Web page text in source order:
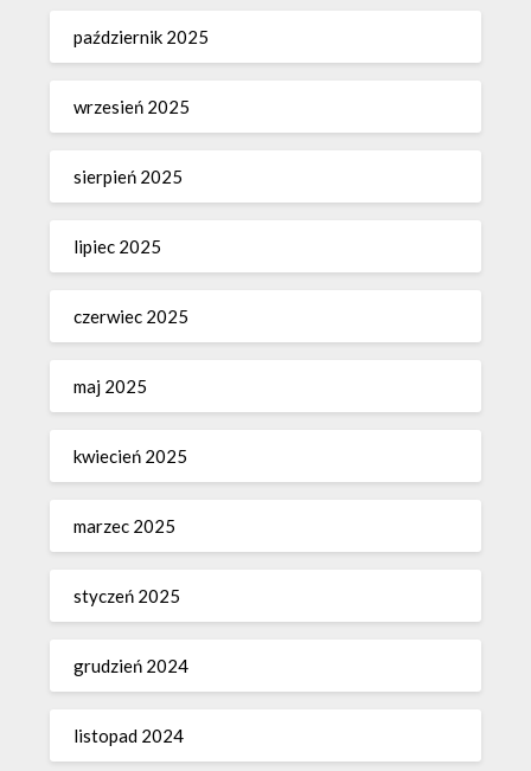
październik 2025
wrzesień 2025
sierpień 2025
lipiec 2025
czerwiec 2025
maj 2025
kwiecień 2025
marzec 2025
styczeń 2025
grudzień 2024
listopad 2024